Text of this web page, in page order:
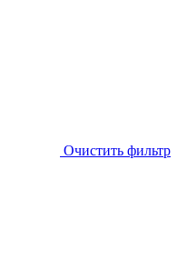
Очистить фильтр